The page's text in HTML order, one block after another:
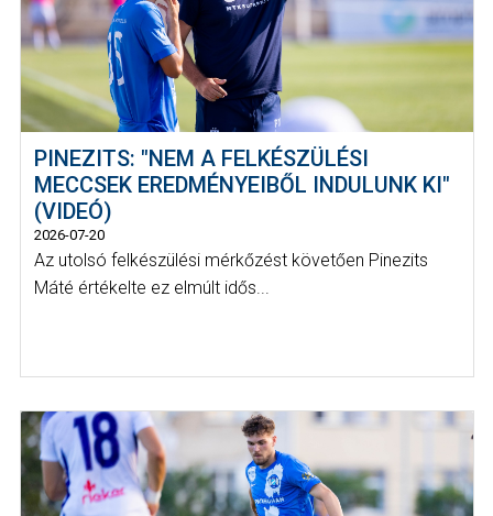
PINEZITS: "NEM A FELKÉSZÜLÉSI
MECCSEK EREDMÉNYEIBŐL INDULUNK KI"
(VIDEÓ)
2026-07-20
Az utolsó felkészülési mérkőzést követően Pinezits
Máté értékelte ez elmúlt idős...